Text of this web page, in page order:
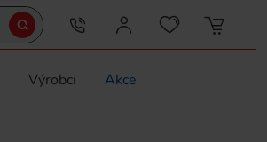
Výrobci Akce